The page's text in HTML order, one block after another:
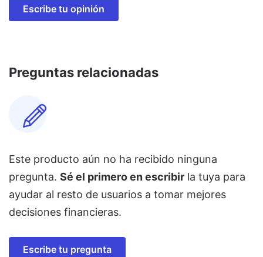
Escribe tu opinión
Preguntas relacionadas
Este producto aún no ha recibido ninguna
pregunta. Sé el primero en escribir la tuya para
ayudar al resto de usuarios a tomar mejores
decisiones financieras.
Escribe tu pregunta